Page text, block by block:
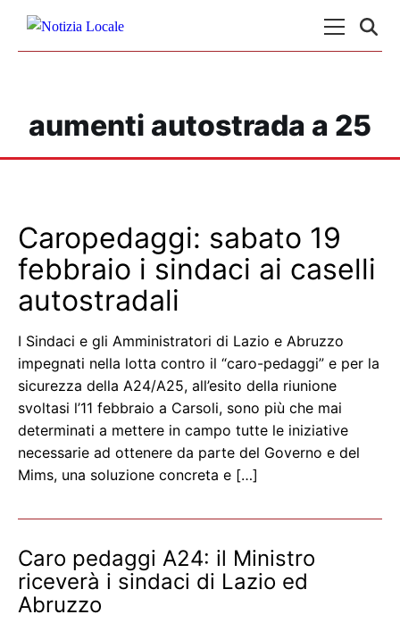
aumenti autostrada a 25
Caropedaggi: sabato 19
febbraio i sindaci ai caselli
autostradali
I Sindaci e gli Amministratori di Lazio e Abruzzo
impegnati nella lotta contro il “caro-pedaggi” e per la
sicurezza della A24/A25, all’esito della riunione
svoltasi l’11 febbraio a Carsoli, sono più che mai
determinati a mettere in campo tutte le iniziative
necessarie ad ottenere da parte del Governo e del
Mims, una soluzione concreta e […]
Caro pedaggi A24: il Ministro
riceverà i sindaci di Lazio ed
Abruzzo